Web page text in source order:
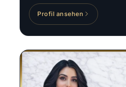
Profil ansehen